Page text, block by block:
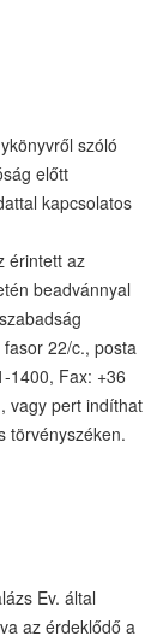
szóló
előtt
kapcsolatos
érintett az
beadvánnyal
22/c., posta
1400, Fax: +36
vagy pert indíthat
törvényszéken.
Ev. által
az érdeklődő a